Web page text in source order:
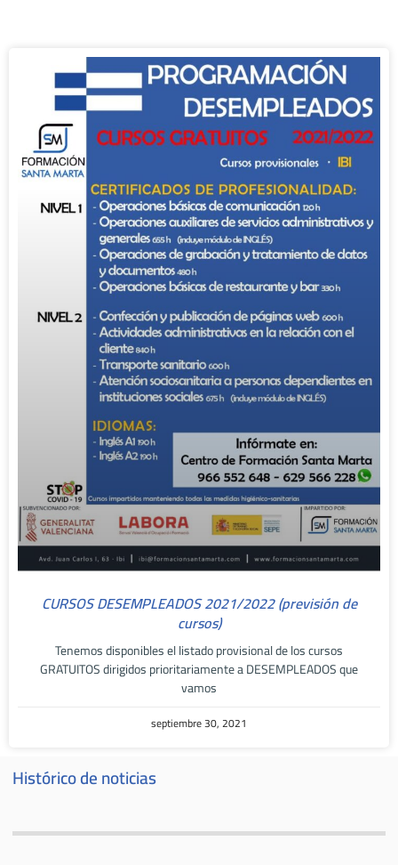
Histórico de noticias
CURSOS DESEMPLEADOS 2021/2022 (previsión de
cursos)
Tenemos disponibles el listado provisional de los cursos
GRATUITOS dirigidos prioritariamente a DESEMPLEADOS que
vamos
septiembre 30, 2021